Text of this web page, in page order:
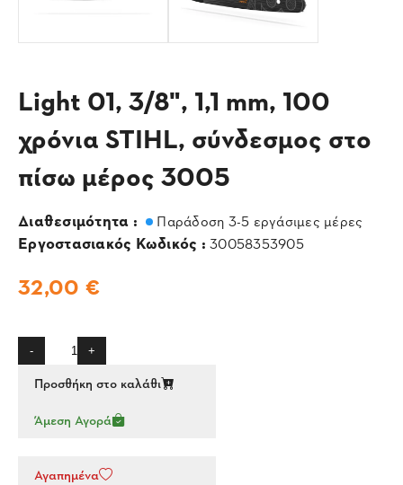
Light 01, 3/8", 1,1 mm, 100
χρόνια STIHL, σύνδεσμος στο
πίσω μέρος 3005
Διαθεσιμότητα : Παράδοση 3-5 εργάσιμες μέρες
Εργοστασιακός Κωδικός : 30058353905
32,00 €
- +
Προσθήκη στο καλάθι
Άμεση Αγορά
Αγαπημένα